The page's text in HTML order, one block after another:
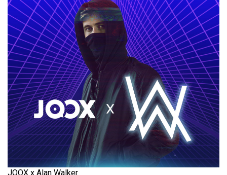
JOOX x Alan Walker